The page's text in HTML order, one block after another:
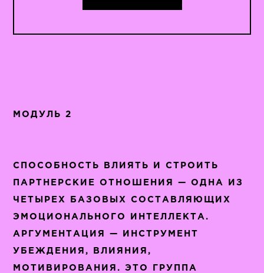
МОДУЛЬ 2
СПОСОБНОСТЬ ВЛИЯТЬ И СТРОИТЬ
ПАРТНЕРСКИЕ ОТНОШЕНИЯ — ОДНА ИЗ
ЧЕТЫРЕХ БАЗОВЫХ СОСТАВЛЯЮЩИХ
ЭМОЦИОНАЛЬНОГО ИНТЕЛЛЕКТА.
АРГУМЕНТАЦИЯ — ИНСТРУМЕНТ
УБЕЖДЕНИЯ, ВЛИЯНИЯ,
МОТИВИРОВАНИЯ. ЭТО ГРУППА